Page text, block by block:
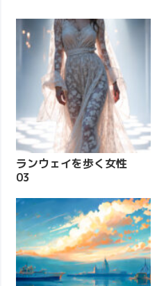
ランウェイを歩く女性
03